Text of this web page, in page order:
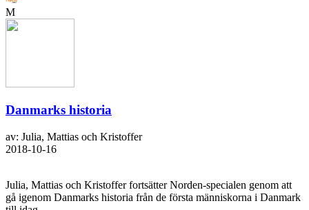
M
Danmarks historia
av: Julia, Mattias och Kristoffer
2018-10-16
Julia, Mattias och Kristoffer fortsätter Norden-specialen genom att
gå igenom Danmarks historia från de första människorna i Danmark